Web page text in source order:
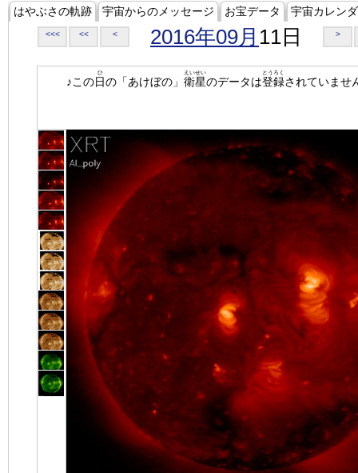
はやぶさの軌跡 宇宙からのメッセージ お宝データ 宇宙カレン
<<< << < 2016年09月 11日 >
♪この日
ひ
の「あけぼの」 衛星
えいせい
のデータは登録
とうろく
されていませ